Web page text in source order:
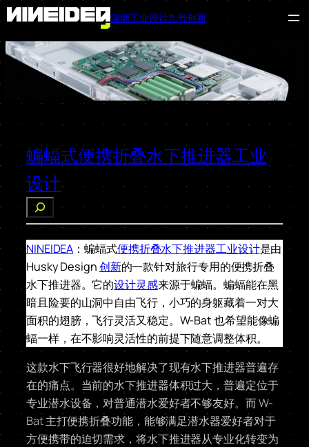
跳
深圳工业设计九号创新
蝙蝠式便携折叠水下推进器工业
设计
索
NINEIDEA ：蝙蝠式便携折叠水下推进器工业设计是由
Husky Design创新的一款针对旅行专用的便携折叠
水下推进器。它的设计灵感来源于蝙蝠。蝙蝠能在黑
暗且险要的山洞中自由飞行，小巧的身躯藏着一对大
面积的翅膀，飞行灵活又稳定。W-Bat 也希望能像蝙
蝠一样，在不影响灵活性的前提下随意调整体积。
这款水下飞行器很好地解决了现有水下推进器普遍存
在的痛点。当前的水下推进器体积过大，普遍定位于
专业潜水设备，对普通潜水爱好者不够友好。而 W-
Bat 主打便携折叠功能，能够满足潜水器爱好者对于
方便携带的迫切需求，将水下推进器从专业化转变为